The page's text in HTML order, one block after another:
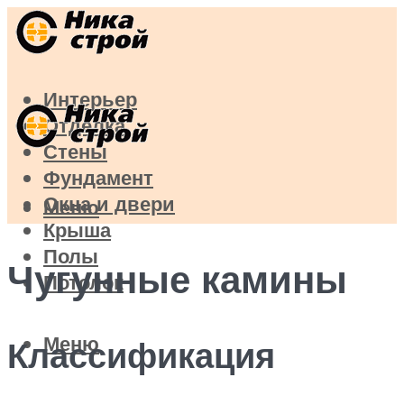
Интерьер
Отделка
Стены
Фундамент
Окна и двери
Крыша
Полы
Потолок
Меню
Меню
Чугунные камины
Классификация